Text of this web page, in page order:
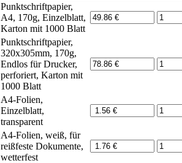
Punktschriftpapier,
A4, 170g, Einzelblatt,
Karton mit 1000 Blatt
Punktschriftpapier,
320x305mm, 170g,
Endlos für Drucker,
perforiert, Karton mit
1000 Blatt
A4-Folien,
Einzelblatt,
transparent
A4-Folien, weiß, für
reißfeste Dokumente,
wetterfest